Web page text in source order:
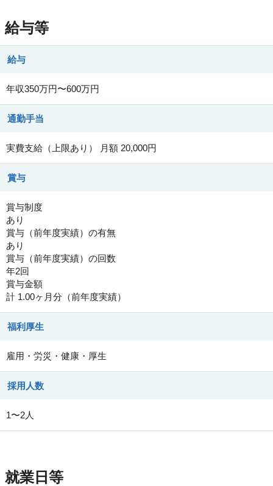
給与等
給与
年収350万円〜600万円
通勤手当
実費支給（上限あり） 月額 20,000円
賞与
賞与制度
あり
賞与（前年度実績）の有無
あり
賞与（前年度実績）の回数
年2回
賞与金額
計 1.00ヶ月分（前年度実績）
福利厚生
雇用・労災・健康・厚生
採用人数
1〜2人
就業日等